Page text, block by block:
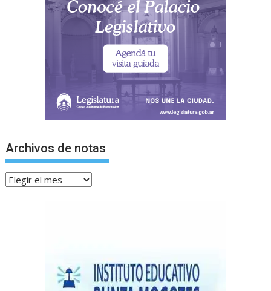
Archivos de notas
Archivos